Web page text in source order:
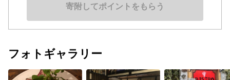
寄附してポイントをもらう
フォトギャラリー